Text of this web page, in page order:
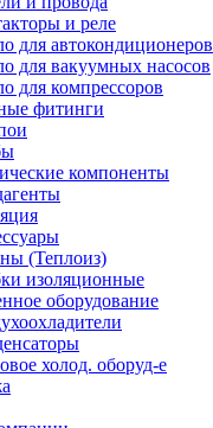
и реле
для автокондиционеров
для вакуумных насосов
для компрессоров
фитинги
компоненты
(Теплоиз)
изоляционные
оборудование
холод. оборуд-е